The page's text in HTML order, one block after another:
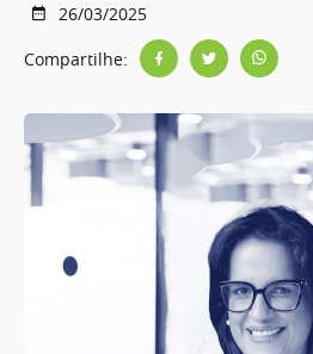
26/03/2025
Compartilhe: